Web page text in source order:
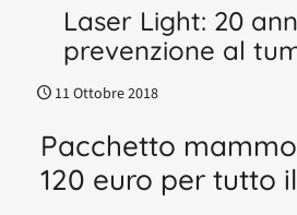
Laser Light: 20
prevenzione al
11 Ottobre 2018
Pacchetto
120 euro per tutto